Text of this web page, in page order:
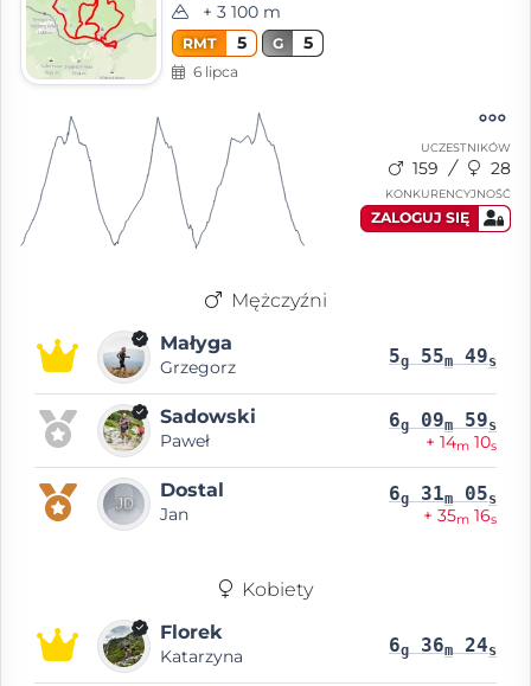
+ 3 100 m
RMT 5 G 5
6 lipca
UCZESTNIKÓW
159 28
KONKURENCYJNOŚĆ
ZALOGUJ SIĘ
Mężczyźni
Małyga
Grzegorz 5g 55m 49s
Sadowski
Paweł
6g 09m 59s
+ 14m 10s
Dostal
Jan
6g 31m 05s
+ 35m 16s
Kobiety
Florek
Katarzyna 6g 36m 24s